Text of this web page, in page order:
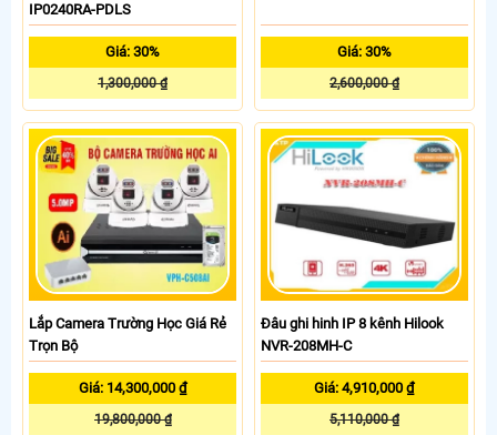
IP0240RA-PDLS
Giá: 30%
1,300,000 ₫
Giá: 30%
2,600,000 ₫
Lắp Camera Trường Học Giá Rẻ
Trọn Bộ
Giá: 14,300,000 ₫
19,800,000 ₫
Đâu ghi hinh IP 8 kênh Hilook
NVR-208MH-C
Giá: 4,910,000 ₫
5,110,000 ₫